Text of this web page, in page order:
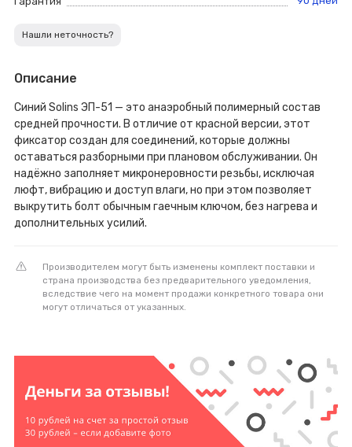
Нашли неточность?
Описание
Синий Solins ЭП-51 — это анаэробный полимерный состав
средней прочности. В отличие от красной версии, этот
фиксатор создан для соединений, которые должны
оставаться разборными при плановом обслуживании. Он
надёжно заполняет микронеровности резьбы, исключая
люфт, вибрацию и доступ влаги, но при этом позволяет
выкрутить болт обычным гаечным ключом, без нагрева и
дополнительных усилий.
Производителем могут быть изменены комплект поставки и
страна производства без предварительного уведомления,
вследствие чего на момент продажи конкретного товара они
могут отличаться от указанных.